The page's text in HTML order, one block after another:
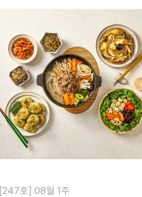
[247호] 08월 1주